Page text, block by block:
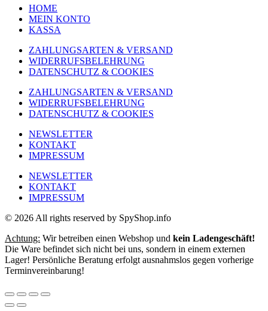
HOME
MEIN KONTO
KASSA
ZAHLUNGSARTEN & VERSAND
WIDERRUFSBELEHRUNG
DATENSCHUTZ & COOKIES
ZAHLUNGSARTEN & VERSAND
WIDERRUFSBELEHRUNG
DATENSCHUTZ & COOKIES
NEWSLETTER
KONTAKT
IMPRESSUM
NEWSLETTER
KONTAKT
IMPRESSUM
© 2026 All rights reserved by SpyShop.info
Achtung: Wir betreiben einen Webshop und kein Ladengeschäft!
Die Ware befindet sich nicht bei uns, sondern in einem externen
Lager! Persönliche Beratung erfolgt ausnahmslos gegen vorherige
Terminvereinbarung!